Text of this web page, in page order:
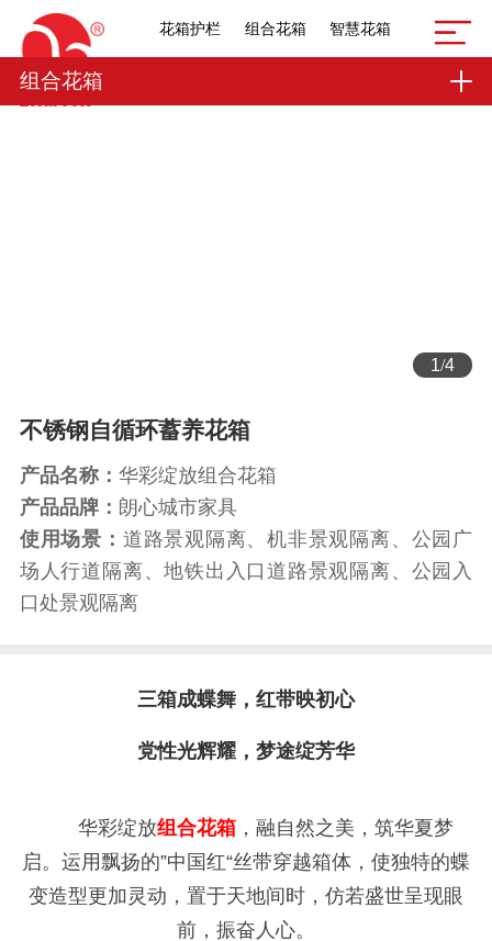
花箱护栏 组合花箱 智慧花箱
组合花箱
1/4
不锈钢自循环蓄养花箱
产品名称： 华彩绽放组合花箱
产品品牌： 朗心城市家具
使用场景： 道路景观隔离、机非景观隔离、公园广
场人行道隔离、地铁出入口道路景观隔离、公园入
口处景观隔离
三箱成蝶舞，红带映初心
党性光辉耀，梦途绽芳华
华彩绽放组合花箱，融自然之美，筑华夏梦
启。运用飘扬的”中国红“丝带穿越箱体，使独特的蝶
变造型更加灵动，置于天地间时，仿若盛世呈现眼
前，振奋人心。